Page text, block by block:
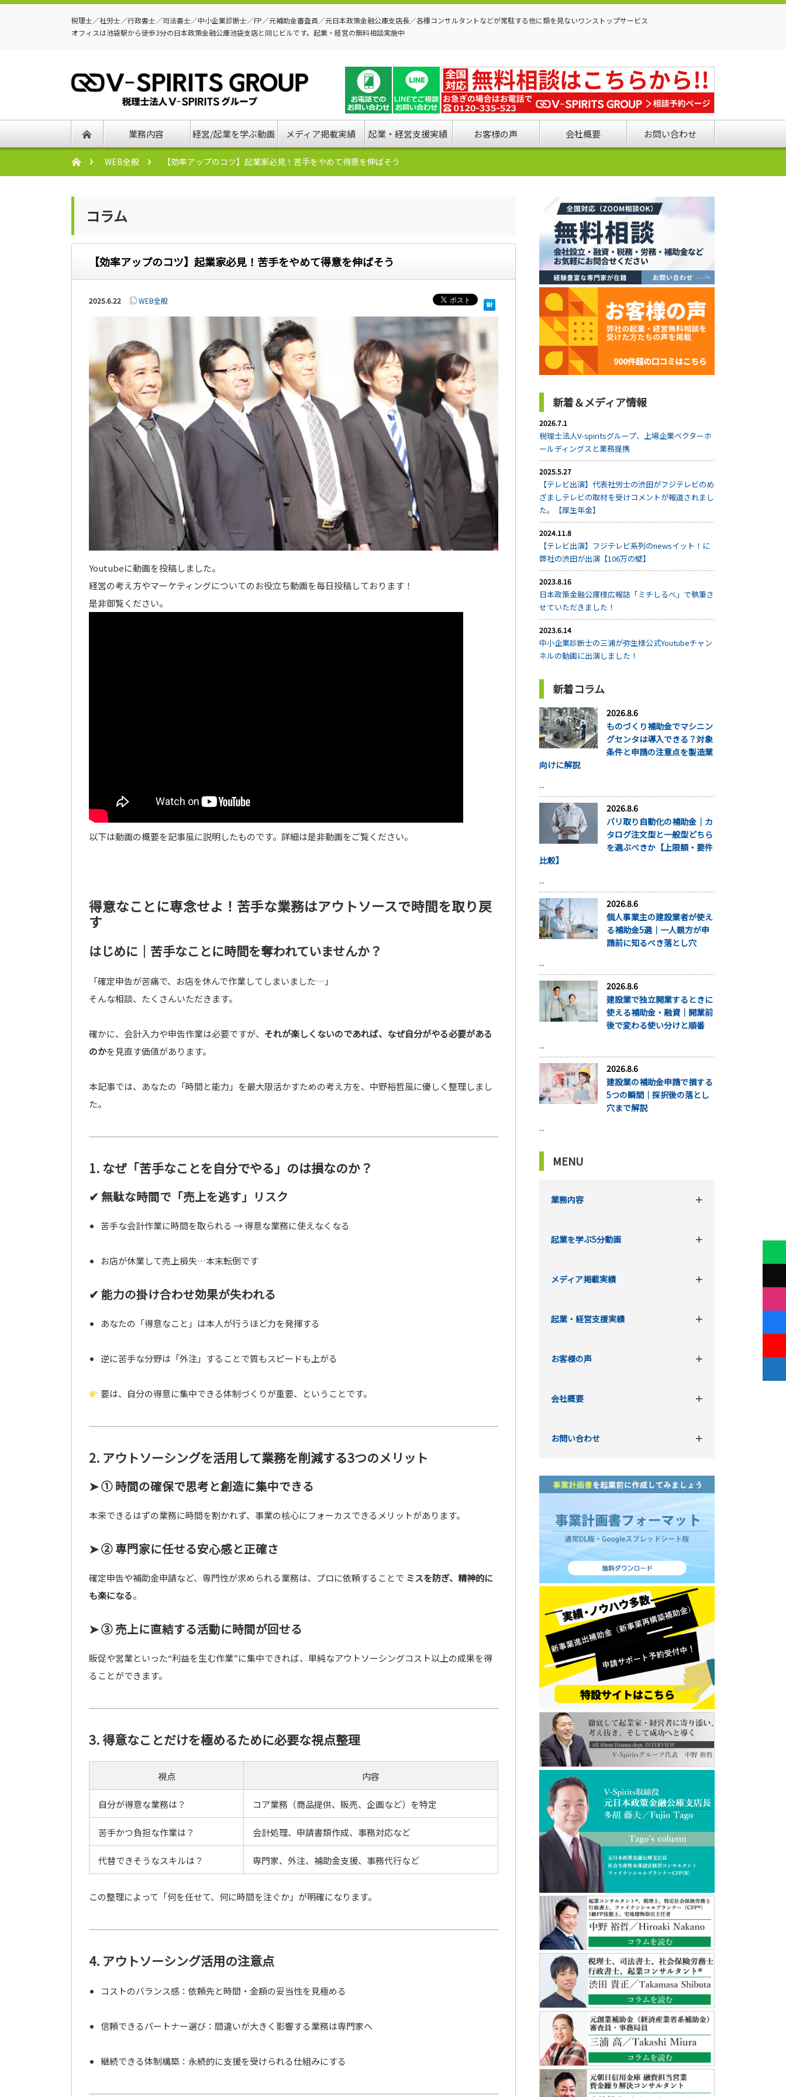
税理士／社労士／行政書士／司法書士／中小企業診断士／FP／元補助金審査員／元日本政策金融公庫支店長／各種コンサルタントなどが常駐する他に類を見ないワンストップサービス
オフィスは池袋駅から徒歩3分の日本政策金融公庫池袋支店と同じビルです。起業・経営の無料相談実施中
業務内容 経営/起業を学ぶ動画 メディア掲載実績 起業・経営支援実績 お客様の声 会社概要 お問い合わせ
WEB全般 【効率アップのコツ】起業家必見！苦手をやめて得意を伸ばそう
コラム
【効率アップのコツ】起業家必見！苦手をやめて得意を伸ばそう
2025.6.22 WEB全般
Youtubeに動画を投稿しました。
経営の考え方やマーケティングについてのお役立ち動画を毎日投稿しております！
是非御覧ください。
以下は動画の概要を記事風に説明したものです。詳細は是非動画をご覧ください。
得意なことに専念せよ！苦手な業務はアウトソースで時間を取り戻
す
はじめに｜苦手なことに時間を奪われていませんか？
「確定申告が苦痛で、お店を休んで作業してしまいました…」
そんな相談、たくさんいただきます。
確かに、会計入力や申告作業は必要ですが、 それが楽しくないのであれば、なぜ自分がやる必要がある
のかを見直す価値があります。
本記事では、あなたの「時間と能力」を最大限活かすための考え方を、中野裕哲風に優しく整理しまし
た。
1. なぜ「苦手なことを自分でやる」のは損なのか？
✔ 無駄な時間で「売上を逃す」リスク
苦手な会計作業に時間を取られる → 得意な業務に使えなくなる
お店が休業して売上損失…本末転倒です
✔ 能力の掛け合わせ効果が失われる
あなたの「得意なこと」は本人が行うほど力を発揮する
逆に苦手な分野は「外注」することで質もスピードも上がる
要は、自分の得意に集中できる体制づくりが重要、ということです。
2. アウトソーシングを活用して業務を削減する3つのメリット
➤ ① 時間の確保で思考と創造に集中できる
本来できるはずの業務に時間を割かれず、事業の核心にフォーカスできるメリットがあります。
➤ ② 専門家に任せる安心感と正確さ
確定申告や補助金申請など、専門性が求められる業務は、プロに依頼することで ミスを防ぎ、精神的に
も楽になる。
➤ ③ 売上に直結する活動に時間が回せる
販促や営業といった“利益を生む作業”に集中できれば、単純なアウトソーシングコスト以上の成果を得
ることができます。
3. 得意なことだけを極めるために必要な視点整理
視点 内容
自分が得意な業務は？ コア業務（商品提供、販売、企画など）を特定
苦手かつ負担な作業は？ 会計処理、申請書類作成、事務対応など
代替できそうなスキルは？ 専門家、外注、補助金支援、事務代行など
この整理によって「何を任せて、何に時間を注ぐか」が明確になります。
4. アウトソーシング活用の注意点
コストのバランス感：依頼先と時間・金額の妥当性を見極める
信頼できるパートナー選び：間違いが大きく影響する業務は専門家へ
継続できる体制構築：永続的に支援を受けられる仕組みにする
新着＆メディア情報
2026.7.1
税理士法人V-spiritsグループ、上場企業ベクターホ
ールディングスと業務提携
2025.5.27
【テレビ出演】代表社労士の渋田がフジテレビのめ
ざましテレビの取材を受けコメントが報道されまし
た。【厚生年金】
2024.11.8
【テレビ出演】フジテレビ系列のnewsイット！に
弊社の渋田が出演【106万の壁】
2023.8.16
日本政策金融公庫様広報誌「ミチしるべ」で執筆さ
せていただきました！
2023.6.14
中小企業診断士の三浦が弥生様公式Youtubeチャン
ネルの動画に出演しました！
新着コラム
2026.8.6
ものづくり補助金でマシニン
グセンタは導入できる？対象
条件と申請の注意点を製造業
向けに解説
...
2026.8.6
バリ取り自動化の補助金｜カ
タログ注文型と一般型どちら
を選ぶべきか【上限額・要件
比較】
...
2026.8.6
個人事業主の建設業者が使え
る補助金5選｜一人親方が申
請前に知るべき落とし穴
...
2026.8.6
建設業で独立開業するときに
使える補助金・融資｜開業前
後で変わる使い分けと順番
...
2026.8.6
建設業の補助金申請で損する
5つの瞬間｜採択後の落とし
穴まで解説
...
MENU
業務内容
起業を学ぶ5分動画
メディア掲載実績
起業・経営支援実績
お客様の声
会社概要
お問い合わせ